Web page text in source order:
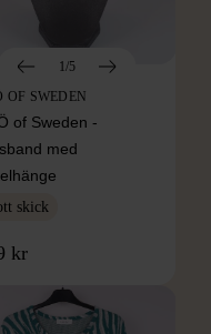
1/5
OF SWEDEN
of Sweden -
med
skick
kr